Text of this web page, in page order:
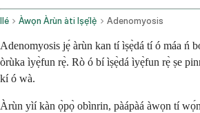
Ilé Àwọn Àrùn àti Iṣẹ́lẹ̀ Adenomyosis
Adenomyosis jẹ́ àrùn kan tí ìṣẹ̀dá tí ó máa ń
òrùka ìyẹ̀fun rẹ̀. Rò ó bí ìṣẹ̀dá ìyẹ̀fun rẹ̀ ṣe
kí ó wà.
Àrùn yìí kàn ọ̀pọ̀ obìnrin, pàápàá àwọn tí